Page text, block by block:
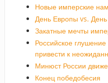
Новые имперские
День Европы vs.
Закатные мечты
Российское
привести к
Минюст России
Конец победобесия